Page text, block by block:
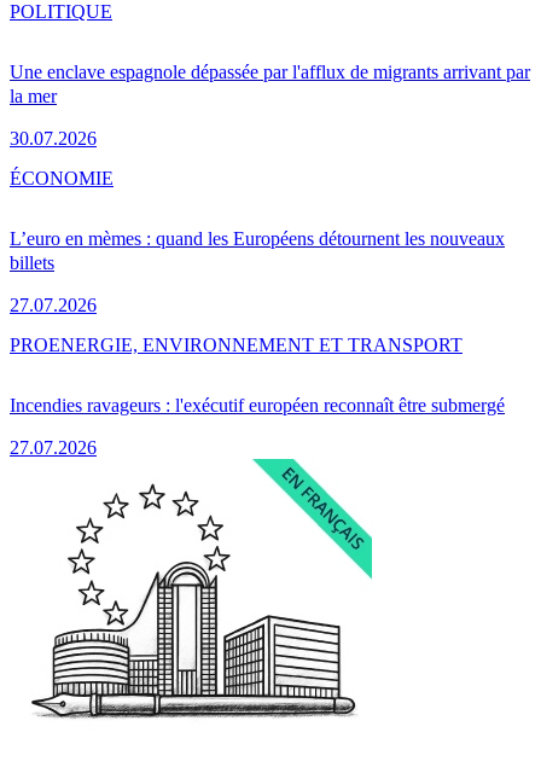
Une enclave espagnole dépassée par l'afflux de migrants arrivant par
la mer
30.07.2026
POLITIQUE
L’euro en mèmes : quand les Européens détournent les nouveaux
billets
27.07.2026
ÉCONOMIE
Incendies ravageurs : l'exécutif européen reconnaît être submergé
27.07.2026
PROENERGIE, ENVIRONNEMENT ET TRANSPORT